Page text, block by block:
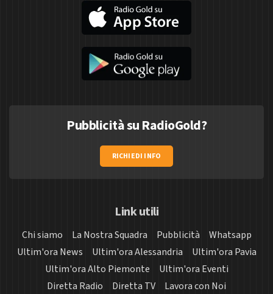
Pubblicità su RadioGold?
RICHIEDI INFO
Link utili
Chi siamo La Nostra Squadra Pubblicità
Whatsapp
Ultim'ora News
Ultim'ora Alessandria
Ultim'ora Pavia
Ultim'ora Alto Piemonte
Ultim'ora Eventi
Diretta Radio
Diretta TV Lavora con Noi